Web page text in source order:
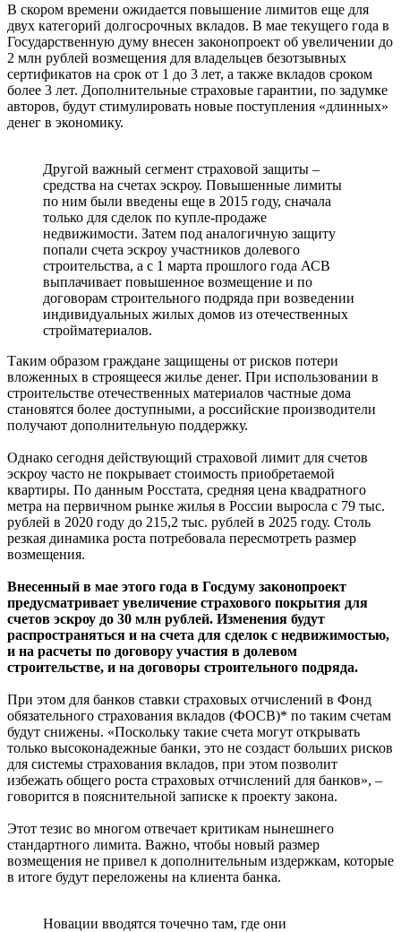
В скором времени ожидается повышение лимитов еще для
двух категорий долгосрочных вкладов. В мае текущего года в
Государственную думу внесен законопроект об увеличении до
2 млн рублей возмещения для владельцев безотзывных
сертификатов на срок от 1 до 3 лет, а также вкладов сроком
более 3 лет. Дополнительные страховые гарантии, по задумке
авторов, будут стимулировать новые поступления «длинных»
денег в экономику.
Другой важный сегмент страховой защиты –
средства на счетах эскроу. Повышенные лимиты
по ним были введены еще в 2015 году, сначала
только для сделок по купле-продаже
недвижимости. Затем под аналогичную защиту
попали счета эскроу участников долевого
строительства, а с 1 марта прошлого года АСВ
выплачивает повышенное возмещение и по
договорам строительного подряда при возведении
индивидуальных жилых домов из отечественных
стройматериалов.
Таким образом граждане защищены от рисков потери
вложенных в строящееся жилье денег. При использовании в
строительстве отечественных материалов частные дома
становятся более доступными, а российские производители
получают дополнительную поддержку.
Однако сегодня действующий страховой лимит для счетов
эскроу часто не покрывает стоимость приобретаемой
квартиры. По данным Росстата, средняя цена квадратного
метра на первичном рынке жилья в России выросла с 79 тыс.
рублей в 2020 году до 215,2 тыс. рублей в 2025 году. Столь
резкая динамика роста потребовала пересмотреть размер
возмещения.
Внесенный в мае этого года в Госдуму законопроект
предусматривает увеличение страхового покрытия для
счетов эскроу до 30 млн рублей. Изменения будут
распространяться и на счета для сделок с недвижимостью,
и на расчеты по договору участия в долевом
строительстве, и на договоры строительного подряда.
При этом для банков ставки страховых отчислений в Фонд
обязательного страхования вкладов (ФОСВ)* по таким счетам
будут снижены. «Поскольку такие счета могут открывать
только высоконадежные банки, это не создаст больших рисков
для системы страхования вкладов, при этом позволит
избежать общего роста страховых отчислений для банков», –
говорится в пояснительной записке к проекту закона.
Этот тезис во многом отвечает критикам нынешнего
стандартного лимита. Важно, чтобы новый размер
возмещения не привел к дополнительным издержкам, которые
в итоге будут переложены на клиента банка.
Новации вводятся точечно там, где они